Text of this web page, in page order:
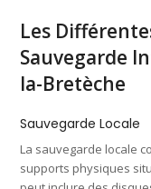
Les
Sauvegarde
la-Bretèche
Sauvegarde Locale
La sauvegarde locale
supports physiques